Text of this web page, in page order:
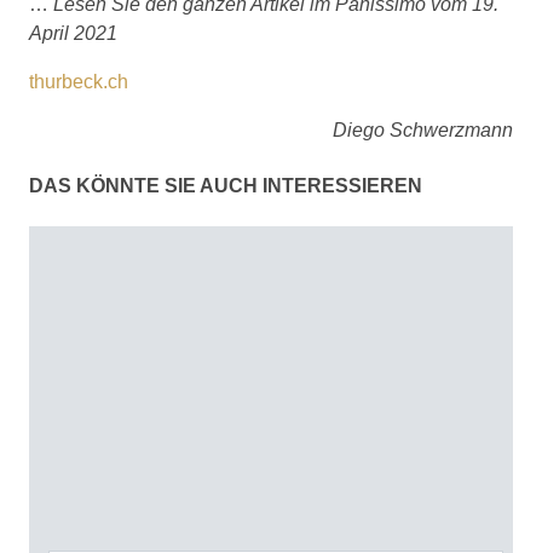
… Lesen Sie den ganzen Artikel im Panissimo vom 19.
April 2021
thurbeck.ch
Diego Schwerzmann
DAS KÖNNTE SIE AUCH INTERESSIEREN